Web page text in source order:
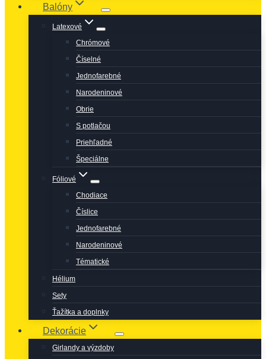
Balóny
Latexové
Chrómové
Číselné
Jednofarebné
Narodeninové
Obrie
S potlačou
Priehľadné
Špeciálne
Fóliové
Chodiace
Číslice
Jednofarebné
Narodeninové
Tématické
Hélium
Sety
Ťažítka a doplnky
Dekorácie
Girlandy a výzdoby